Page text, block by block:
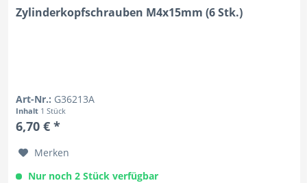
Zylinderkopfschrauben M4x15mm (6 Stk.)
Art-Nr.: G36213A
Inhalt 1 Stück
6,70 € *
Merken
Nur noch 2 Stück verfügbar